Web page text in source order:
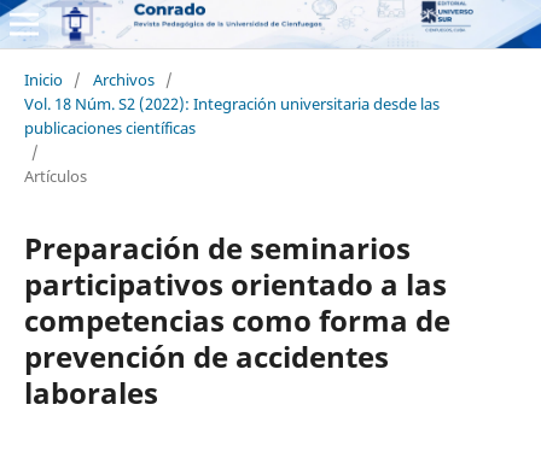
Inicio / Archivos /
Vol. 18 Núm. S2 (2022): Integración universitaria desde las
publicaciones científicas
/
Artículos
Preparación de seminarios
participativos orientado a las
competencias como forma de
prevención de accidentes
laborales